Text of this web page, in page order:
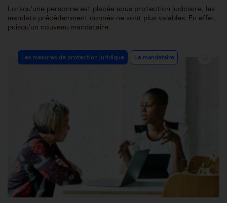
Lorsqu’une personne est placée sous protection judiciaire, les
mandats précédemment donnés ne sont plus valables. En effet,
puisqu’un nouveau mandataire…
Les mesures de protection juridique Le mandataire